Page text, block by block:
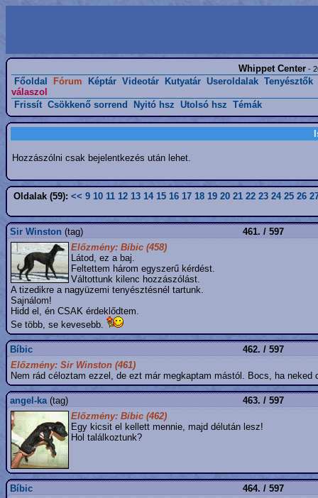
Whippet Center-
Főoldal Fórum Képtár Videotár Kutyatár Useroldalak Tenyésztők
válaszol
Frissít Csökkenő sorrend Nyitó hsz Utolsó hsz Témák
Hozzászólni csak bejelentkezés után lehet.
Oldalak (59): << 9 10 11 12 13 14 15 16 17 18 19 20 21 22 23 24 25 26
Sir Winston (tag)
461. / 597
Előzmény: Bíbic (458)
Látod, ez a baj.
Feltettem három egyszerű kérdést.
Váltottunk kilenc hozzászólást.
A tizedikre a nagyüzemi tenyésztésnél tartunk.
Sajnálom!
Hidd el, én CSAK érdeklődtem.
Se több, se kevesebb.
Bíbic
462. / 597
Előzmény: Sir Winston (461)
Nem rád céloztam ezzel, de ezt már megkaptam mástól. Bocs, ha
angel-ka(tag)
463. / 597
Előzmény: Bíbic (462)
Egy kicsit el kellett mennie, majd délután lesz!
Hol találkoztunk?
Bíbic
464. / 597